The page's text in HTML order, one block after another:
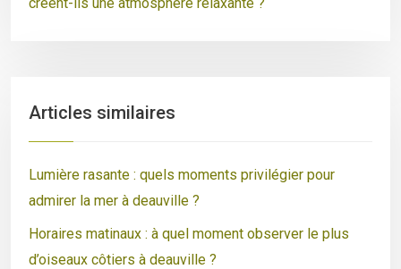
Articles similaires
Lumière rasante : quels moments privilégier pour
admirer la mer à deauville ?
Horaires matinaux : à quel moment observer le plus
d’oiseaux côtiers à deauville ?